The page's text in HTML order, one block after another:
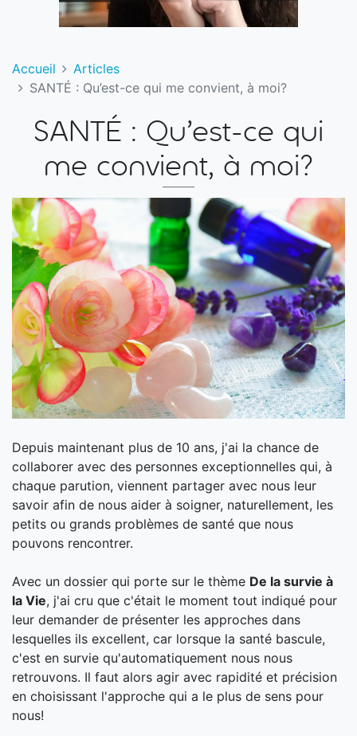
Accueil
Articles
SANTÉ : Qu’est-ce qui me convient, à moi?
SANTÉ : Qu’est-ce qui
me convient, à moi?
Depuis maintenant plus de 10 ans, j'ai la chance de
collaborer avec des personnes exceptionnelles qui, à
chaque parution, viennent partager avec nous leur
savoir afin de nous aider à soigner, naturellement, les
petits ou grands problèmes de santé que nous
pouvons rencontrer.
Avec un dossier qui porte sur le thème De la survie à
la Vie, j'ai cru que c'était le moment tout indiqué pour
leur demander de présenter les approches dans
lesquelles ils excellent, car lorsque la santé bascule,
c'est en survie qu'automatiquement nous nous
retrouvons. Il faut alors agir avec rapidité et précision
en choisissant l'approche qui a le plus de sens pour
nous!